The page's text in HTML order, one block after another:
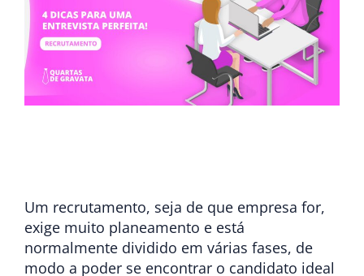
Um recrutamento, seja de que empresa for,
exige muito planeamento e está
normalmente dividido em várias fases, de
modo a poder se encontrar o candidato ideal